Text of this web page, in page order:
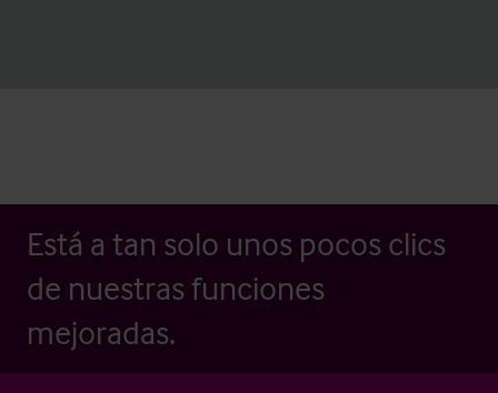
Está a tan solo unos pocos clics
de nuestras funciones
mejoradas.